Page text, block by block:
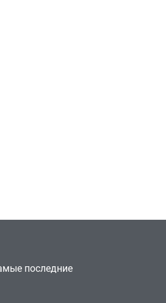
последние